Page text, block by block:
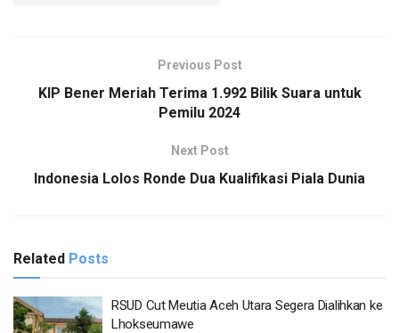
Previous Post
KIP Bener Meriah Terima 1.992 Bilik Suara untuk
Pemilu 2024
Next Post
Indonesia Lolos Ronde Dua Kualifikasi Piala Dunia
Related Posts
RSUD Cut Meutia Aceh Utara Segera Dialihkan ke
Lhokseumawe